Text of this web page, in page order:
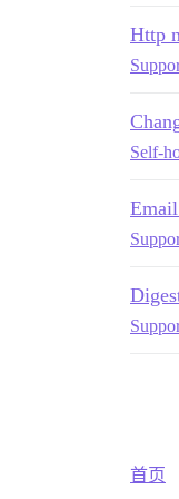
Http
Self-
首页